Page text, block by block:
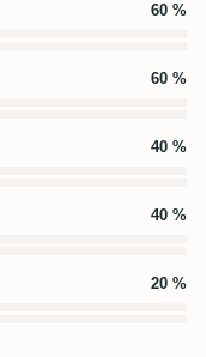
60 %
60 %
40 %
40 %
20 %